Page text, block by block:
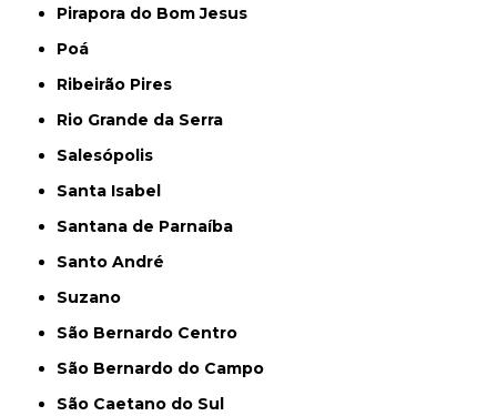
Pirapora do Bom Jesus
Poá
Ribeirão Pires
Rio Grande da Serra
Salesópolis
Santa Isabel
Santana de Parnaíba
Santo André
Suzano
São Bernardo Centro
São Bernardo do Campo
São Caetano do Sul